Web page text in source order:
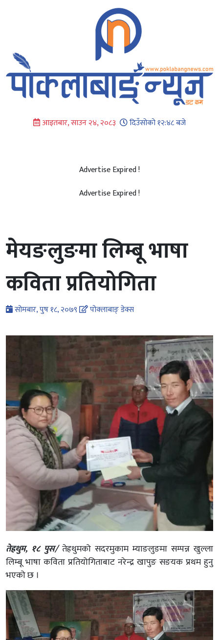
आइतबार, साउन २४, २०८३ दिउँसोको १२:४८ बजे
Advertise Expired !
Advertise Expired !
मेयङलुङमा लिम्बू भाषा
कविता प्रतियोगिता
सोमबार, पुष १८, २०७९ पोक्लाबाङ् डेक्स
तेह्रथुम, १८ पुस/ तेह्रथुमको सदरमुकाम म्याङलुङमा सम्पन्न खुल्ला
लिम्बू भाषा कविता प्रतियोगिताबाट नरेन्द्र खापुङ सङयक प्रथम हुनु
भएको छ ।